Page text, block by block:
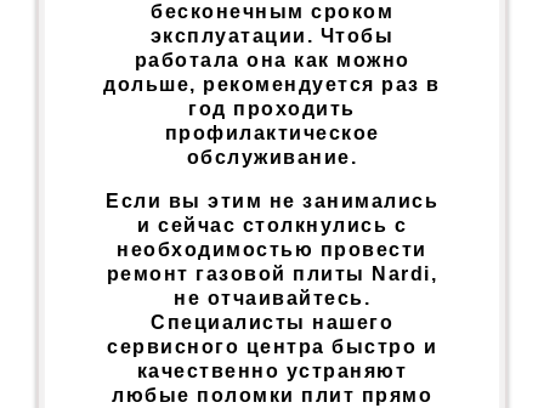
бесконечным сроком
эксплуатации. Чтобы
работала она как можно
дольше, рекомендуется раз в
год проходить
профилактическое
обслуживание.
Если вы этим не занимались
и сейчас столкнулись с
необходимостью провести
ремонт газовой плиты Nardi,
не отчаивайтесь.
Специалисты нашего
сервисного центра быстро и
качественно устраняют
любые поломки плит прямо